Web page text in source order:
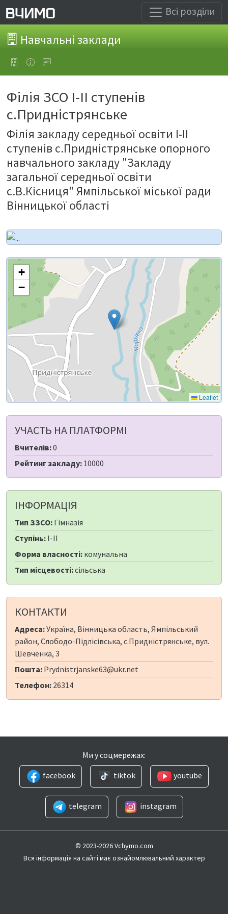
Всі розділи
Навчальні заклади
Філія ЗСО І-ІІ ступенів
с.Придністрянське
Філія закладу середньої освіти І-ІІ
ступенів с.Придністрянське опорного
навчального закладу "Закладу
загальної середньої освіти
с.В.Кісниця" Ямпільської міської ради
Вінницької області
+
−
Leaflet
УЧАСТЬ НА ПЛАТФОРМІ
Вчителів:0
Рейтинг закладу: 10000
ІНФОРМАЦІЯ
Тип ЗЗСО: Гімназія
Ступінь: I-II
Форма власності: комунальна
Тип місцевості:сільська
КОНТАКТИ
Адреса:Україна, Вінницька область, Ямпільський
район, Слободо-Підлісівська, с.Придністрянське, вул.
Шевченка, 3
Пошта: Prydnistrjanske63@ukr.net
Телефон: 26314
Ми у соцмережах:
facebook
tiktok youtube
telegram instagram
© 2023-2026 Vchymo.com
Вся інформація на сайті має ознайомлювальний характер